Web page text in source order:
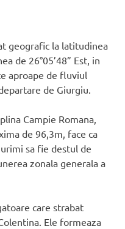
geografic la latitudinea
de 26°05’48” Est, in
aproape de fluviul
de Giurgiu.
Campie Romana,
de 96,3m, face ca
sa fie destul de
zonala generala a
care strabat
Ele formeaza